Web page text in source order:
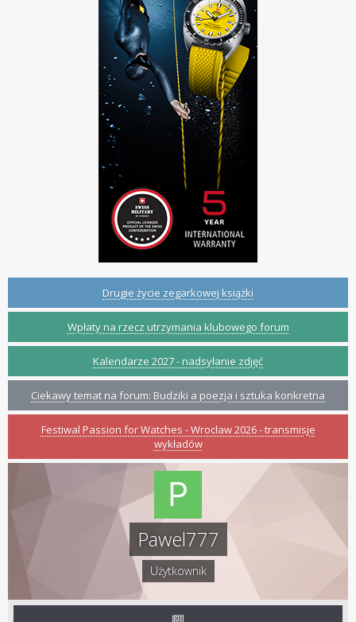
Drugie życie zegarkowej książki
Wpłaty na rzecz utrzymania klubowego forum
Kalendarze 2027 - nadsyłanie zdjęć
Ciekawy temat na forum: Budziki a poezja i sztuka konkretna
Festiwal Passion for Watches - Wrocław 2026 - transmisje
wykładów
Pawel777
Użytkownik